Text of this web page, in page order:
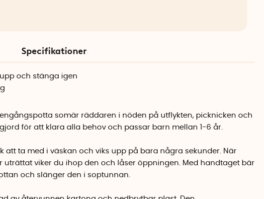
Specifikationer
och stänga igen
engångspotta somär räddaren i nöden på utflykten, picknicken och
för att klara alla behov och passar barn mellan 1-6 år.
att ta med i väskan och viks upp på bara några sekunder. När
uträttat viker du ihop den och låser öppningen. Med handtaget bär
och slänger den i soptunnan.